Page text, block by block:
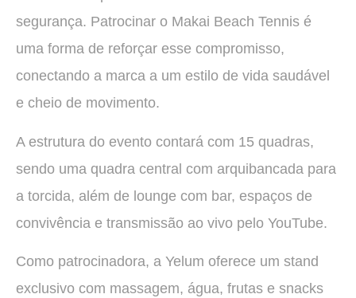
segurança. Patrocinar o Makai Beach Tennis é
uma forma de reforçar esse compromisso,
conectando a marca a um estilo de vida saudável
e cheio de movimento.
A estrutura do evento contará com 15 quadras,
sendo uma quadra central com arquibancada para
a torcida, além de lounge com bar, espaços de
convivência e transmissão ao vivo pelo YouTube.
Como patrocinadora, a Yelum oferece um stand
exclusivo com massagem, água, frutas e snacks